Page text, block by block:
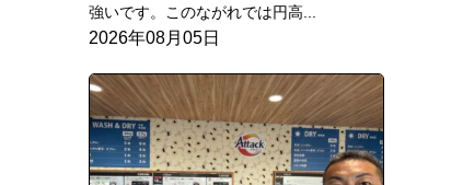
強いです。このながれでは円高...
2026年08月05日